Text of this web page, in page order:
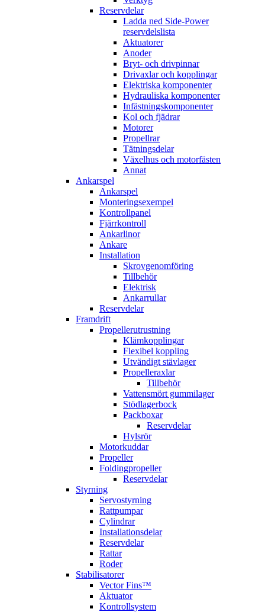
Reservdelar
Ladda ned Side-Power
reservdelslista
Aktuatorer
Anoder
Bryt- och drivpinnar
Drivaxlar och kopplingar
Elektriska komponenter
Hydrauliska komponenter
Infästningskomponenter
Kol och fjädrar
Motorer
Propellrar
Tätningsdelar
Växelhus och motorfästen
Annat
Ankarspel
Ankarspel
Monteringsexempel
Kontrollpanel
Fjärrkontroll
Ankarlinor
Ankare
Installation
Skrovgenomföring
Tillbehör
Elektrisk
Ankarrullar
Reservdelar
Framdrift
Propellerutrustning
Klämkopplingar
Flexibel koppling
Utvändigt stävlager
Propelleraxlar
Tillbehör
Vattensmört gummilager
Stödlagerbock
Packboxar
Reservdelar
Hylsrör
Motorkuddar
Propeller
Foldingpropeller
Reservdelar
Styrning
Servostyrning
Rattpumpar
Cylindrar
Installationsdelar
Reservdelar
Rattar
Roder
Stabilisatorer
Vector Fins™
Aktuator
Kontrollsystem